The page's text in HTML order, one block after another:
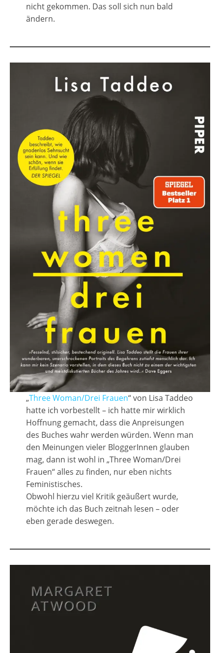
nicht gekommen. Das soll sich nun bald
ändern.
„Three Woman/Drei Frauen“ von Lisa Taddeo
hatte ich vorbestellt – ich hatte mir wirklich
Hoffnung gemacht, dass die Anpreisungen
des Buches wahr werden würden. Wenn man
den Meinungen vieler BloggerInnen glauben
mag, dann ist wohl in „Three Woman/Drei
Frauen“ alles zu finden, nur eben nichts
Feministisches.
Obwohl hierzu viel Kritik geäußert wurde,
möchte ich das Buch zeitnah lesen – oder
eben gerade deswegen.